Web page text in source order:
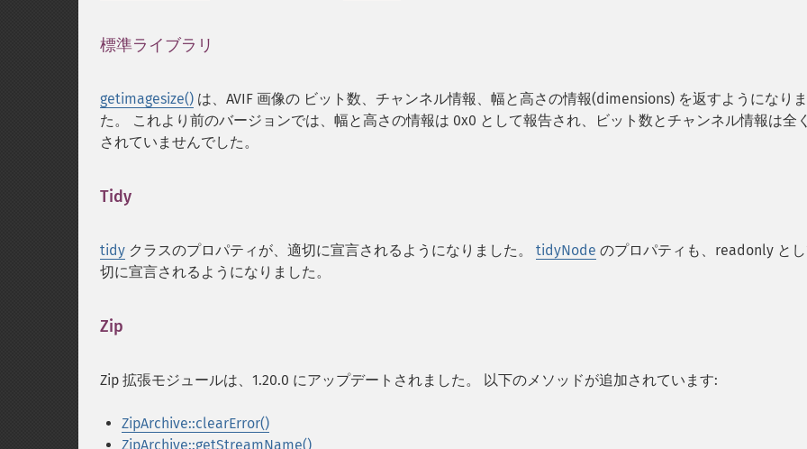
標準ライブラリ
getimagesize() は、AVIF 画像の ビット数、チャンネル情報、幅と高さの情報(dimensions) を返すようになり
た。 これより前のバージョンでは、幅と高さの情報は 0x0 として報告され、ビット数とチャンネル情報は全
されていませんでした。
Tidy
tidy クラスのプロパティが、適切に宣言されるようになりました。 tidyNode のプロパティも、readonly と
切に宣言されるようになりました。
Zip
Zip 拡張モジュールは、1.20.0 にアップデートされました。 以下のメソッドが追加されています:
ZipArchive::clearError()
ZipArchive::getStreamName()